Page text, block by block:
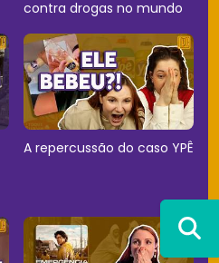
contra drogas no mundo
A repercussão do caso YPÊ